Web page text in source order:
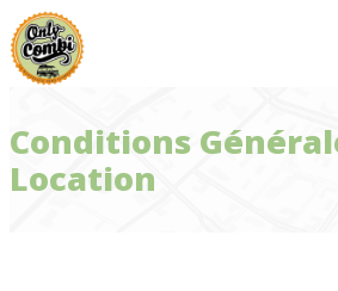
Aller
au
contenu
Conditions
Location